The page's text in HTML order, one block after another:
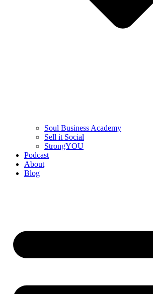
Soul Business Academy
Sell it Social
StrongYOU
Podcast
About
Blog